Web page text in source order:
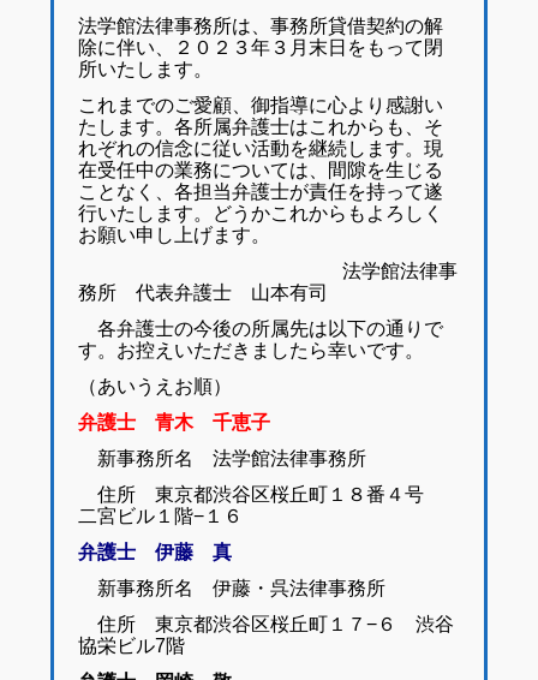
法学館法律事務所は、事務所貸借契約の解
除に伴い、２０２３年３月末日をもって閉
所いたします。
これまでのご愛顧、御指導に心より感謝い
たします。 各所属弁護士はこれからも、そ
れぞれの信念に従い活動を継続します。現
在受任中の業務については、間隙を生じる
ことなく、各担当弁護士が責任を持って遂
行いたします。どうかこれからもよろしく
お願い申し上げます。
法学館法律事
務所 代表弁護士 山本有司
各弁護士の今後の所属先は以下の通りで
す。お控えいただきましたら幸いです。
（あいうえお順）
弁護士 青木 千恵子
新事務所名 法学館法律事務所
住所 東京都渋谷区桜丘町１８番４号
二宮ビル１階−１６
弁護士 伊藤 真
新事務所名 伊藤・呉法律事務所
住所 東京都渋谷区桜丘町１７−６ 渋谷
協栄ビル7階